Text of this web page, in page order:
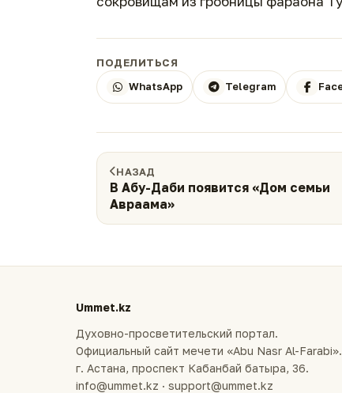
ПОДЕЛИТЬСЯ
WhatsApp
Telegram
НАЗАД
В Абу-Даби появится «Дом семьи
Авраама»
Ummet.kz
Духовно-просветительский портал.
Официальный сайт мечети «Abu Nasr Al-Farabi».
г. Астана, проспект Кабанбай батыра, 36.
info@ummet.kz · support@ummet.kz